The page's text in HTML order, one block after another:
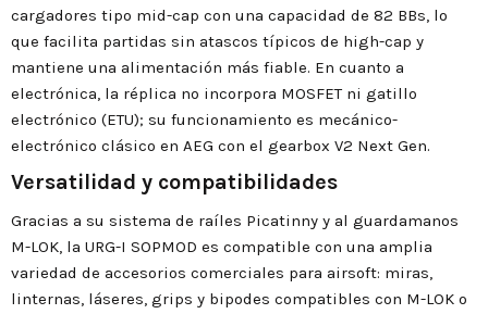
cargadores tipo mid-cap con una capacidad de 82 BBs, lo
que facilita partidas sin atascos típicos de high-cap y
mantiene una alimentación más fiable. En cuanto a
electrónica, la réplica no incorpora MOSFET ni gatillo
electrónico (ETU); su funcionamiento es mecánico-
electrónico clásico en AEG con el gearbox V2 Next Gen.
Versatilidad y compatibilidades
Gracias a su sistema de raíles Picatinny y al guardamanos
M-LOK, la URG-I SOPMOD es compatible con una amplia
variedad de accesorios comerciales para airsoft: miras,
linternas, láseres, grips y bipodes compatibles con M-LOK o